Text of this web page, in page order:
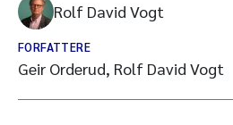
Rolf David Vogt
FORFATTERE
Geir Orderud, Rolf David Vogt